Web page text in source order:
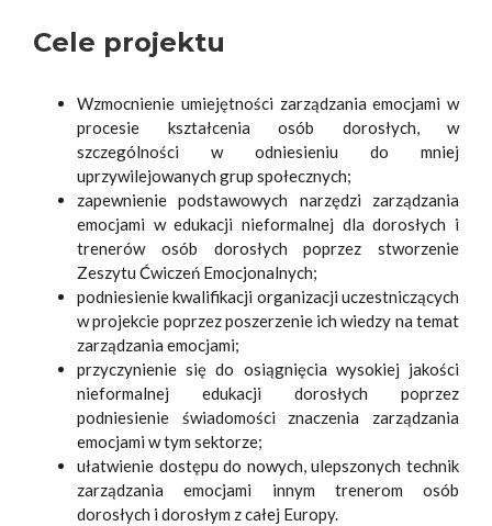
Cele projektu
Wzmocnienie umiejętności zarządzania emocjami w
procesie kształcenia osób dorosłych, w
szczególności w odniesieniu do mniej
uprzywilejowanych grup społecznych;
zapewnienie podstawowych narzędzi zarządzania
emocjami w edukacji nieformalnej dla dorosłych i
trenerów osób dorosłych poprzez stworzenie
Zeszytu Ćwiczeń Emocjonalnych;
podniesienie kwalifikacji organizacji uczestniczących
w projekcie poprzez poszerzenie ich wiedzy na temat
zarządzania emocjami;
przyczynienie się do osiągnięcia wysokiej jakości
nieformalnej edukacji dorosłych poprzez
podniesienie świadomości znaczenia zarządzania
emocjami w tym sektorze;
ułatwienie dostępu do nowych, ulepszonych technik
zarządzania emocjami innym trenerom osób
dorosłych i dorosłym z całej Europy.